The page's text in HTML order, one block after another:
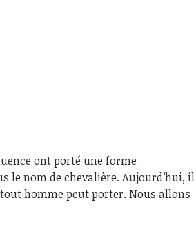
ont porté une forme
le nom de chevalière. Aujourd’hui, il
homme peut porter. Nous allons